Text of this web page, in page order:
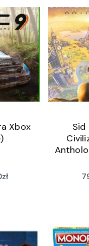
Xbox
zł
Sid